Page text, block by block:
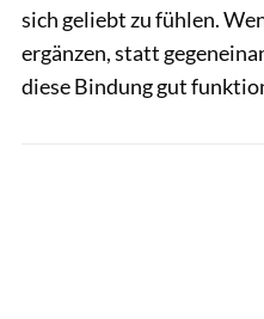
sich geliebt zu fühlen.
ergänzen, statt
diese Bindung gut